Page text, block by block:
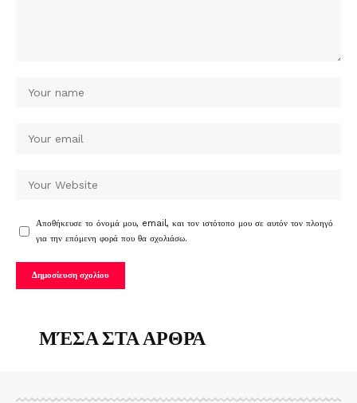
Αποθήκευσε το όνομά μου, email, και τον ιστότοπο μου σε αυτόν τον πλοηγό
για την επόμενη φορά που θα σχολιάσω.
ΜΈΣΑ ΣΤΑ ΑΡΘΡΑ